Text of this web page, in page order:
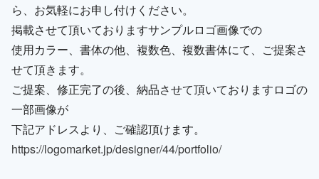
ら、お気軽にお申し付けください。
掲載させて頂いておりますサンプルロゴ画像での
使用カラー、書体の他、複数色、複数書体にて、ご提案さ
せて頂きます。
ご提案、修正完了の後、納品させて頂いておりますロゴの
一部画像が
下記アドレスより、ご確認頂けます。
https://logomarket.jp/designer/44/portfolio/